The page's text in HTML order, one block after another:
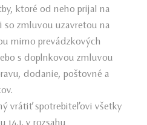
ktoré od neho prijal na
so zmluvou uzavretou na
mimo prevádzkových
s doplnkovou zmluvou
dodanie, poštovné a
vrátiť spotrebiteľovi všetky